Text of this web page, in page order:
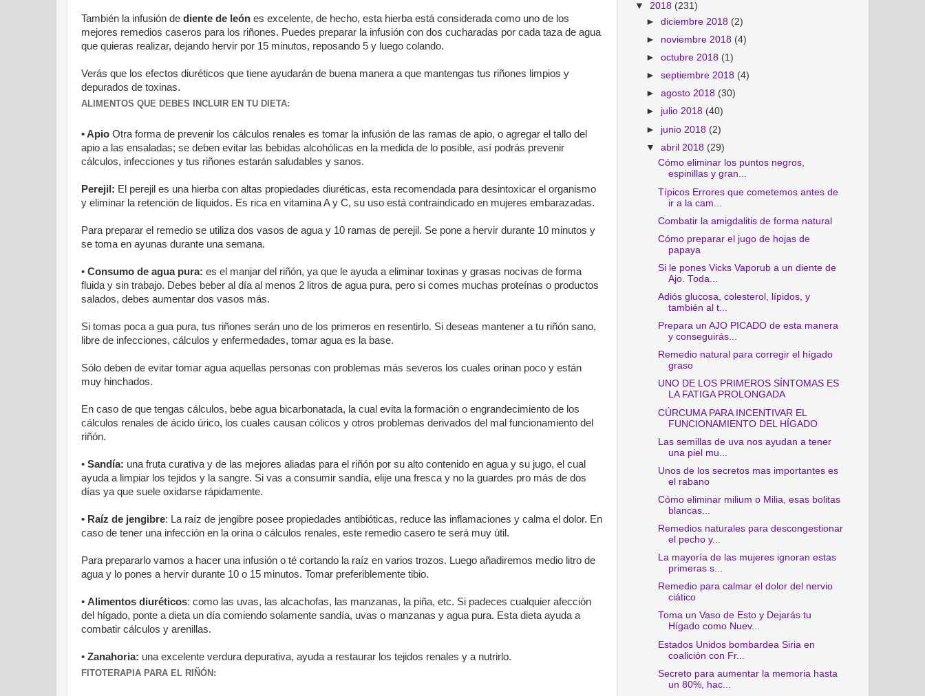
También la infusión de diente de león es excelente, de hecho, esta hierba está considerada como uno de los
mejores remedios caseros para los riñones. Puedes preparar la infusión con dos cucharadas por cada taza de agua
que quieras realizar, dejando hervir por 15 minutos, reposando 5 y luego colando.
Verás que los efectos diuréticos que tiene ayudarán de buena manera a que mantengas tus riñones limpios y
depurados de toxinas.
ALIMENTOS QUE DEBES INCLUIR EN TU DIETA:
• Apio Otra forma de prevenir los cálculos renales es tomar la infusión de las ramas de apio, o agregar el tallo del
apio a las ensaladas; se deben evitar las bebidas alcohólicas en la medida de lo posible, así podrás prevenir
cálculos, infecciones y tus riñones estarán saludables y sanos.
Perejil: El perejil es una hierba con altas propiedades diuréticas, esta recomendada para desintoxicar el organismo
y eliminar la retención de líquidos. Es rica en vitamina A y C, su uso está contraindicado en mujeres embarazadas.
Para preparar el remedio se utiliza dos vasos de agua y 10 ramas de perejil. Se pone a hervir durante 10 minutos y
se toma en ayunas durante una semana.
• Consumo de agua pura: es el manjar del riñón, ya que le ayuda a eliminar toxinas y grasas nocivas de forma
fluida y sin trabajo. Debes beber al día al menos 2 litros de agua pura, pero si comes muchas proteínas o productos
salados, debes aumentar dos vasos más.
Si tomas poca a gua pura, tus riñones serán uno de los primeros en resentirlo. Si deseas mantener a tu riñón sano,
libre de infecciones, cálculos y enfermedades, tomar agua es la base.
Sólo deben de evitar tomar agua aquellas personas con problemas más severos los cuales orinan poco y están
muy hinchados.
En caso de que tengas cálculos, bebe agua bicarbonatada, la cual evita la formación o engrandecimiento de los
cálculos renales de ácido úrico, los cuales causan cólicos y otros problemas derivados del mal funcionamiento del
riñón.
• Sandía: una fruta curativa y de las mejores aliadas para el riñón por su alto contenido en agua y su jugo, el cual
ayuda a limpiar los tejidos y la sangre. Si vas a consumir sandía, elije una fresca y no la guardes pro más de dos
días ya que suele oxidarse rápidamente.
• Raíz de jengibre: La raíz de jengibre posee propiedades antibióticas, reduce las inflamaciones y calma el dolor. En
caso de tener una infección en la orina o cálculos renales, este remedio casero te será muy útil.
Para prepararlo vamos a hacer una infusión o té cortando la raíz en varios trozos. Luego añadiremos medio litro de
agua y lo pones a hervir durante 10 o 15 minutos. Tomar preferiblemente tibio.
• Alimentos diuréticos: como las uvas, las alcachofas, las manzanas, la piña, etc. Si padeces cualquier afección
del hígado, ponte a dieta un día comiendo solamente sandía, uvas o manzanas y agua pura. Esta dieta ayuda a
combatir cálculos y arenillas.
• Zanahoria: una excelente verdura depurativa, ayuda a restaurar los tejidos renales y a nutrirlo.
FITOTERAPIA PARA EL RIÑÓN:
▼ 2018 (231)
►diciembre 2018 (2)
► noviembre 2018 (4)
►octubre 2018 (1)
►septiembre 2018 (4)
►agosto 2018 (30)
► julio 2018 (40)
► junio 2018 (2)
▼abril 2018 (29)
Cómo eliminar los puntos negros,
espinillas y gran...
Típicos Errores que cometemos antes de
ir a la cam...
Combatir la amigdalitis de forma natural
Cómo preparar el jugo de hojas de
papaya
Si le pones Vicks Vaporub a un diente de
Ajo. Toda...
Adiós glucosa, colesterol, lípidos, y
también al t...
Prepara un AJO PICADO de esta manera
y conseguirás...
Remedio natural para corregir el hígado
graso
UNO DE LOS PRIMEROS SÍNTOMAS ES
LA FATIGA PROLONGADA
CÚRCUMA PARA INCENTIVAR EL
FUNCIONAMIENTO DEL HÍGADO
Las semillas de uva nos ayudan a tener
una piel mu...
Unos de los secretos mas importantes es
el rabano
Cómo eliminar milium o Milia, esas bolitas
blancas...
Remedios naturales para descongestionar
el pecho y...
La mayoría de las mujeres ignoran estas
primeras s...
Remedio para calmar el dolor del nervio
ciático
Toma un Vaso de Esto y Dejarás tu
Hígado como Nuev...
Estados Unidos bombardea Siria en
coalición con Fr...
Secreto para aumentar la memoria hasta
un 80%, hac...